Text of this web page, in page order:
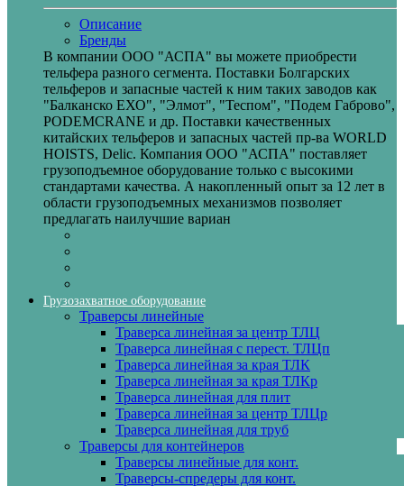
Описание
Бренды
В компании ООО "АСПА" вы можете приобрести
тельфера разного сегмента. Поставки Болгарских
тельферов и запасные частей к ним таких заводов как
"Балканско ЕХО", "Элмот", "Теспом", "Подем Габрово",
PODEMCRANE и др. Поставки качественных
китайских тельферов и запасных частей пр-ва WORLD
HOISTS, Delic. Компания ООО "АСПА" поставляет
грузоподъемное оборудование только с высокими
стандартами качества. А накопленный опыт за 12 лет в
области грузоподъемных механизмов позволяет
предлагать наилучшие вариан
Грузозахватное оборудование
Траверсы линейные
Траверса линейная за центр ТЛЦ
Траверса линейная с перест. ТЛЦп
Траверса линейная за края ТЛК
Траверса линейная за края ТЛКр
Траверса линейная для плит
Траверса линейная за центр ТЛЦр
Траверса линейная для труб
Траверсы для контейнеров
Траверсы линейные для конт.
Траверсы-спредеры для конт.